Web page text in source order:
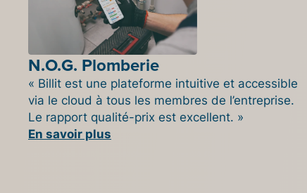
N.O.G. Plomberie
« Billit est une plateforme intuitive et accessible
via le cloud à tous les membres de l’entreprise.
Le rapport qualité-prix est excellent. »
En savoir plus